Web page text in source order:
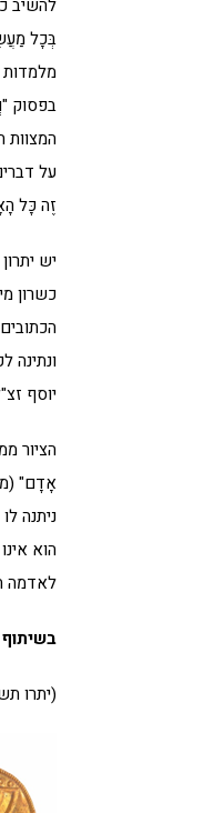
להשיב
בְּכָל
מלמדות
בפסוק
המצוות
על
זֶה כָּל
יש
כשרון
ונתינה
יוסף
הציור
אָדָם"
ניתנה
הוא
לאדמה
(יתרו